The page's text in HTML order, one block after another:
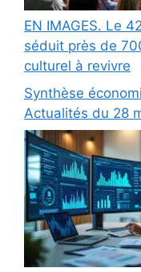
EN IMAGES. Le
séduit près de
culturel à revivre
Synthèse
Actualités du 28